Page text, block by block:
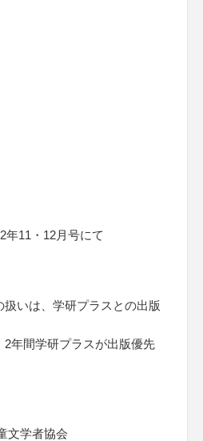
年11・12月号にて
いは、学研プラスとの出版
年間学研プラスが出版優先
文学者協会